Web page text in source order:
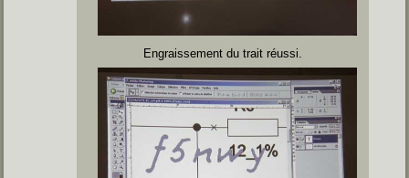
Engraissement du trait réussi.